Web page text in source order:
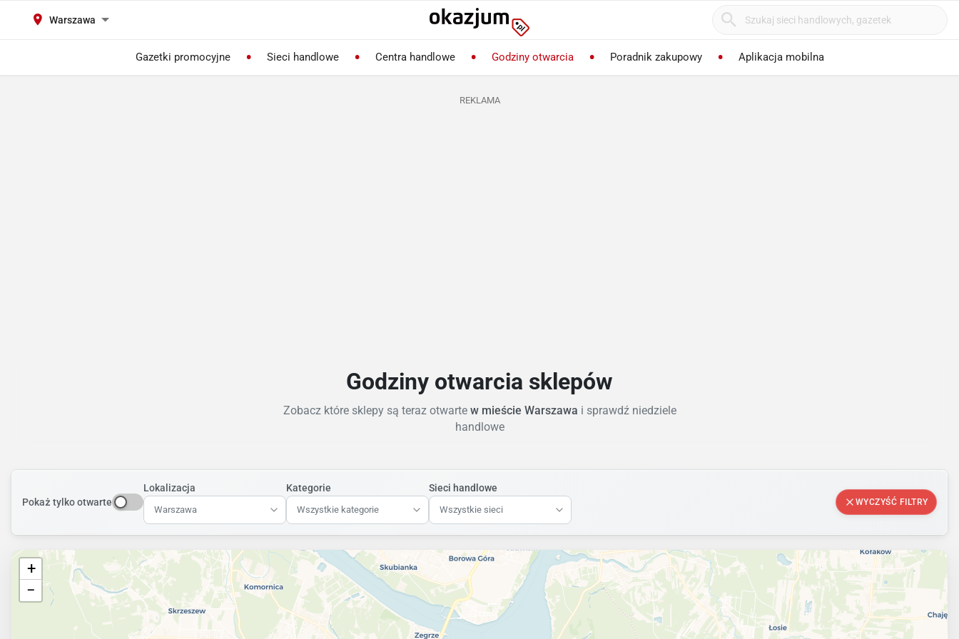
Warszawa
Gazetki promocyjne Sieci handlowe Centra handlowe Godziny otwarcia Poradnik zakupowy Aplikacja mobilna
REKLAMA
Godziny otwarcia sklepów
Zobacz które sklepy są teraz otwartew mieście Warszawa i sprawdź niedziele
handlowe
Pokaż tylko otwarte
Lokalizacja
Warszawa
Kategorie
Wszystkie kategorie
Sieci handlowe
Wszystkie sieci
WYCZYŚĆ FILTRY
+
−